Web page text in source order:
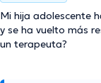
Mi hija adolescente
y se ha vuelto más
un terapeuta?